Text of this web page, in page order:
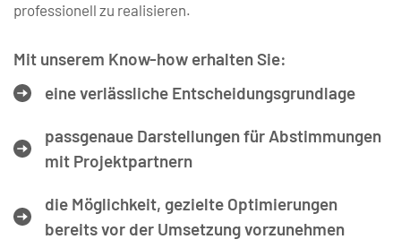
professionell zu realisieren.
Mit unserem Know-how erhalten Sie:
eine verlässliche Entscheidungsgrundlage
passgenaue Darstellungen für Abstimmungen
mit Projektpartnern
die Möglichkeit, gezielte Optimierungen
bereits vor der Umsetzung vorzunehmen